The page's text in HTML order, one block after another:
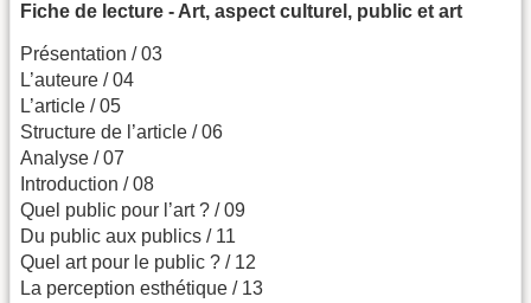
Fiche de lecture - Art, aspect culturel, public et art
Présentation / 03
L’auteure / 04
L’article / 05
Structure de l’article / 06
Analyse / 07
Introduction / 08
Quel public pour l’art ? / 09
Du public aux publics / 11
Quel art pour le public ? / 12
La perception esthétique / 13